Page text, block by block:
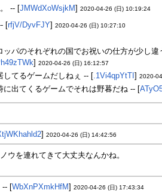
-- [JMWdXoWsjkM] 2020-04-26 (日) 10:19:24
[rfjV/DyvFJY] 2020-04-26 (日) 10:27:10
ッパのそれぞれの国でお祝いの仕方が少
] 2020-04-26 (日) 16:12:57
してるゲームだしねぇ -- [.1Vi4qpYtTI ] 2020-
に出てくるゲームでそれは野暮だね -- [
ラの顔がかなり人選びそう。率直にあの2人
] 2020-04-26 (日) 14:42:56
ウを連れてきて大丈夫なんかね。
-- [WbXnPXmkHfM] 2020-04-26 (日) 17:43:34